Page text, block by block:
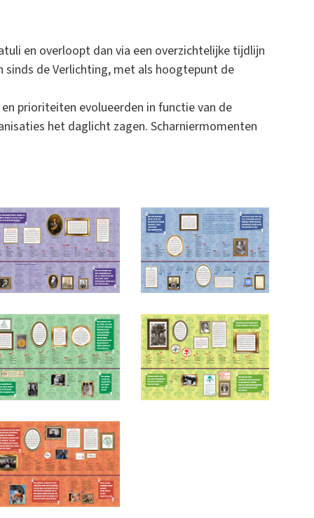
en overloopt dan via een overzichtelijke tijdlijn
sinds de Verlichting, met als hoogtepunt de
prioriteiten evolueerden in functie van de
het daglicht zagen. Scharniermomenten